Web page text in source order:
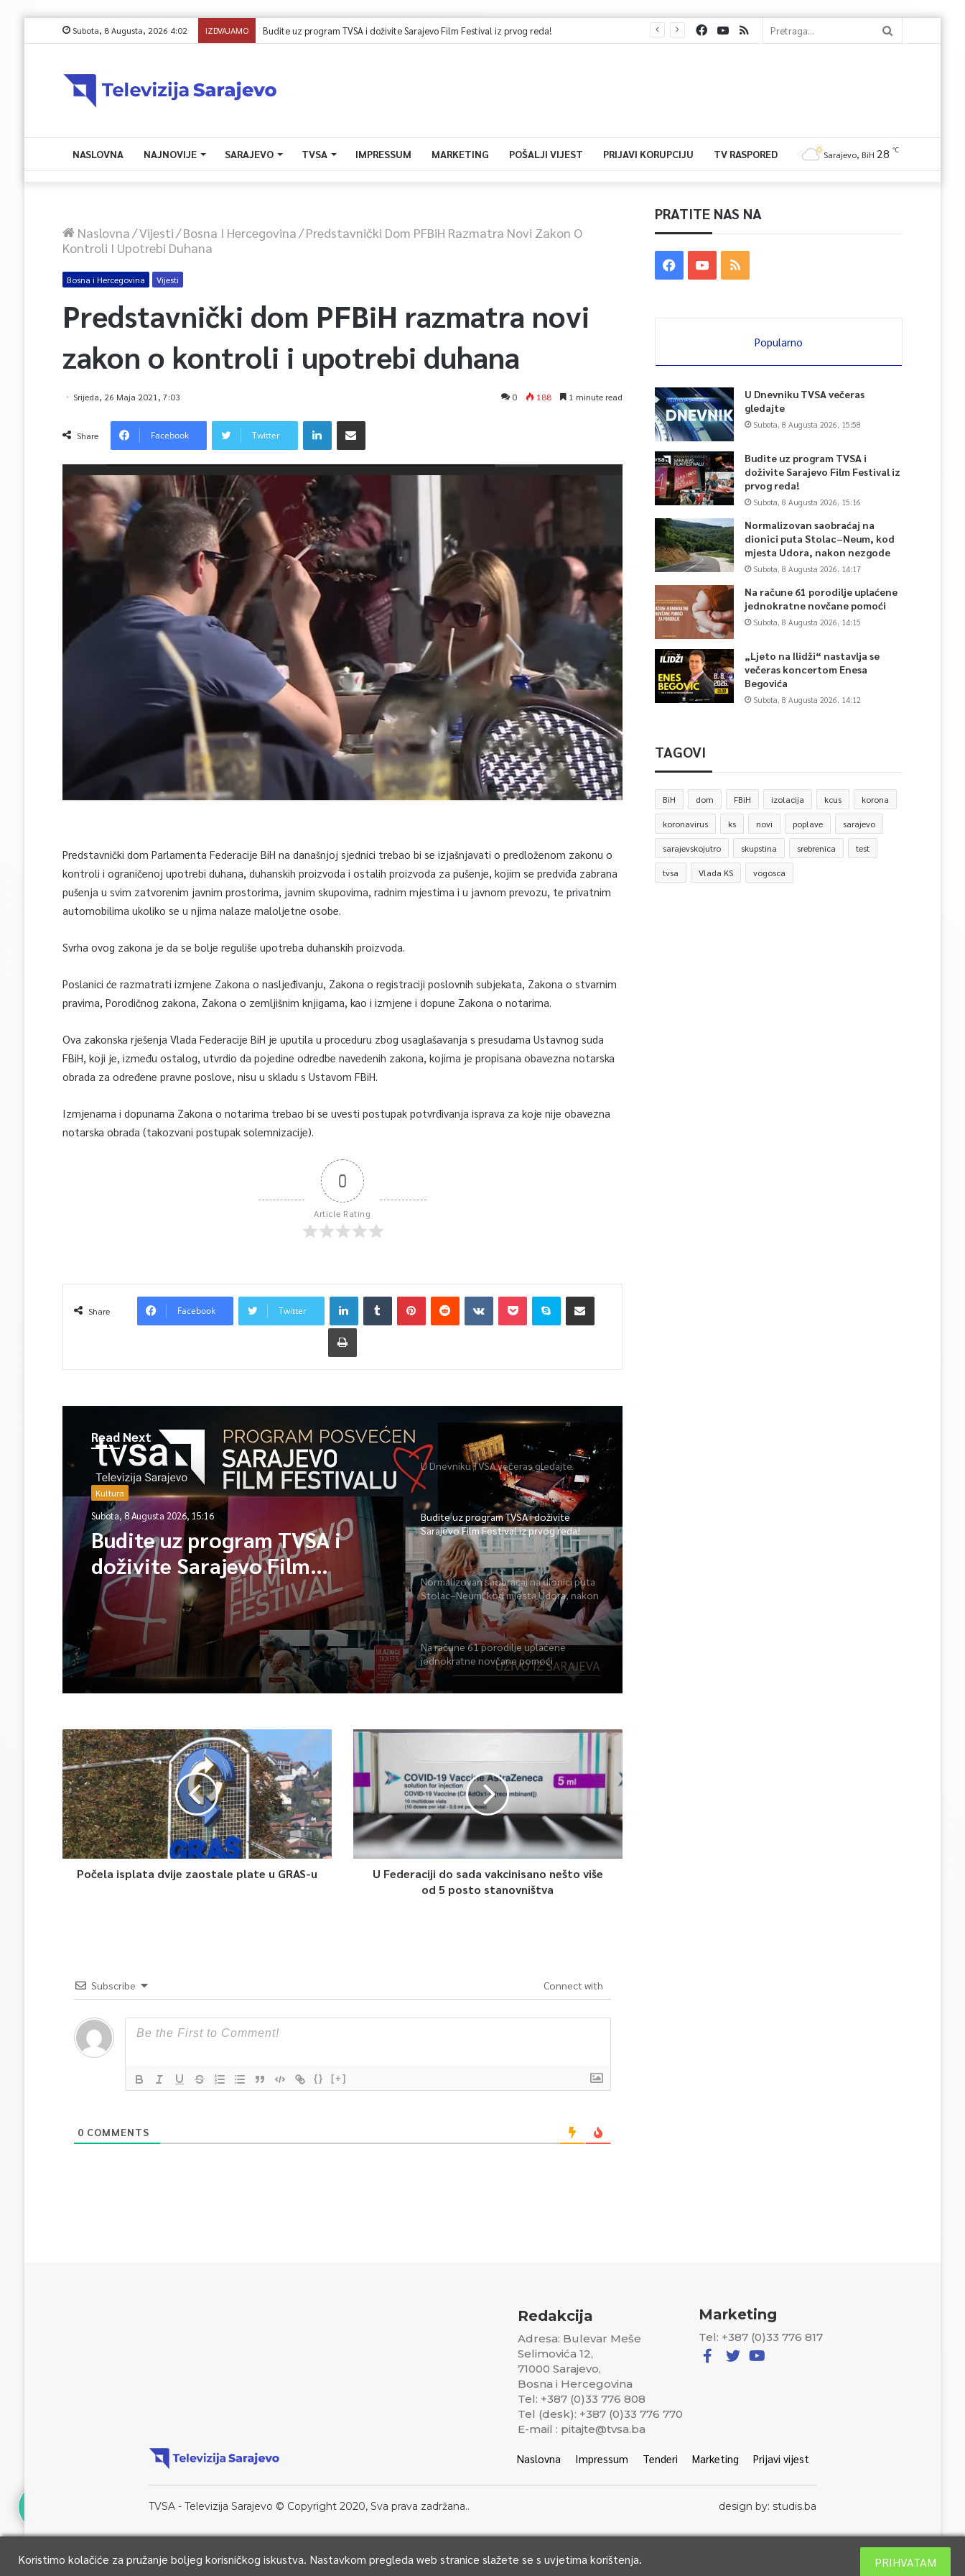
Subota, 8 Augusta, 2026 4:02 IZDVAJAMO Budite uz program TVSA i doživite Sarajevo Film Festival iz prvog reda!
NASLOVNA NAJNOVIJE SARAJEVO TVSA IMPRESSUM MARKETING POŠALJI VIJEST PRIJAVI KORUPCIJU TV RASPORED Sarajevo, BiH 28 ℃
Naslovna/Vijesti/Bosna I Hercegovina/Predstavnički Dom PFBiH Razmatra Novi Zakon O
Kontroli I Upotrebi Duhana
Bosna i Hercegovina Vijesti
Predstavnički dom PFBiH razmatra novi
zakon o kontroli i upotrebi duhana
Srijeda, 26 Maja 2021, 7:03 0 188 1 minute read
Share Facebook Twitter
Predstavnički dom Parlamenta Federacije BiH na današnjoj sjednici trebao bi se izjašnjavati o predloženom zakonu o
kontroli i ograničenoj upotrebi duhana, duhanskih proizvoda i ostalih proizvoda za pušenje, kojim se predviđa zabrana
pušenja u svim zatvorenim javnim prostorima, javnim skupovima, radnim mjestima i u javnom prevozu, te privatnim
automobilima ukoliko se u njima nalaze maloljetne osobe.
Svrha ovog zakona je da se bolje reguliše upotreba duhanskih proizvoda.
Poslanici će razmatrati izmjene Zakona o nasljeđivanju, Zakona o registraciji poslovnih subjekata, Zakona o stvarnim
pravima, Porodičnog zakona, Zakona o zemljišnim knjigama, kao i izmjene i dopune Zakona o notarima.
Ova zakonska rješenja Vlada Federacije BiH je uputila u proceduru zbog usaglašavanja s presudama Ustavnog suda
FBiH, koji je, između ostalog, utvrdio da pojedine odredbe navedenih zakona, kojima je propisana obavezna notarska
obrada za određene pravne poslove, nisu u skladu s Ustavom FBiH.
Izmjenama i dopunama Zakona o notarima trebao bi se uvesti postupak potvrđivanja isprava za koje nije obavezna
notarska obrada (takozvani postupak solemnizacije).
0
Article Rating
Share Facebook Twitter
Read Next
Kultura
Subota, 8 Augusta 2026, 15:16
Budite uz program TVSA i
doživite Sarajevo Film
Festival iz prvog reda!
U Dnevniku TVSA večeras gledajte
Budite uz program TVSA i doživite
Sarajevo Film Festival iz prvog reda!
Normalizovan saobraćaj na dionici puta
Stolac–Neum, kod mjesta Udora, nakon
nezgode
Na račune 61 porodilje uplaćene
jednokratne novčane pomoći
Počela isplata dvije zaostale plate u GRAS-u
U Federaciji do sada vakcinisano nešto više
od 5 posto stanovništva
Subscribe Connect with
{} [+]
0 COMMENTS
PRATITE NAS NA
Popularno
U Dnevniku TVSA večeras
gledajte
Subota, 8 Augusta 2026, 15:58
Budite uz program TVSA i
doživite Sarajevo Film Festival iz
prvog reda!
Subota, 8 Augusta 2026, 15:16
Normalizovan saobraćaj na
dionici puta Stolac–Neum, kod
mjesta Udora, nakon nezgode
Subota, 8 Augusta 2026, 14:17
Na račune 61 porodilje uplaćene
jednokratne novčane pomoći
Subota, 8 Augusta 2026, 14:15
„Ljeto na Ilidži“ nastavlja se
večeras koncertom Enesa
Begovića
Subota, 8 Augusta 2026, 14:12
TAGOVI
BiH dom FBiH izolacija kcus korona
koronavirus ks novi poplave sarajevo
sarajevskojutro skupstina srebrenica test
tvsa Vlada KS vogosca
Redakcija
Adresa: Bulevar Meše
Selimovića 12,
71000 Sarajevo,
Bosna i Hercegovina
Tel: +387 (0)33 776 808
Tel (desk): +387 (0)33 776 770
E-mail : pitajte@tvsa.ba
Marketing
Tel: +387 (0)33 776 817
Naslovna Impressum Tenderi Marketing Prijavi vijest
TVSA - Televizija Sarajevo © Copyright 2020, Sva prava zadržana.. design by: studis.ba
Koristimo kolačiće za pružanje boljeg korisničkog iskustva. Nastavkom pregleda web stranice slažete se s uvjetima korištenja. PRIHVATAM